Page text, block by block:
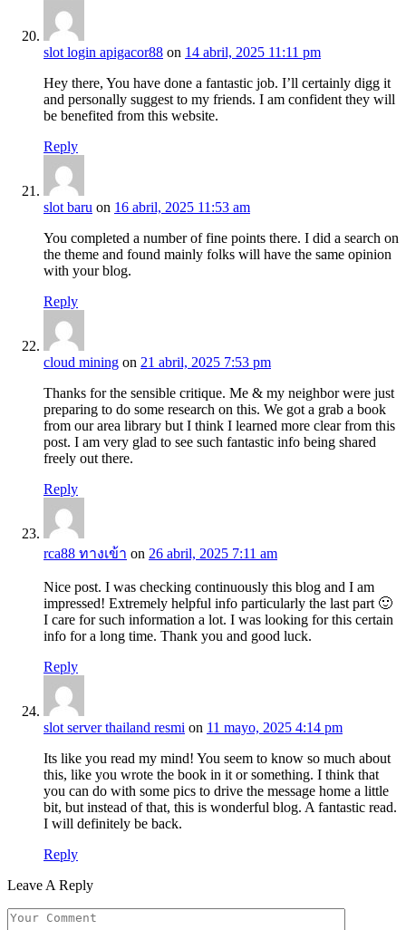
slot login apigacor88 on 14 abril, 2025 11:11 pm
Hey there, You have done a fantastic job. I’ll certainly digg it
and personally suggest to my friends. I am confident they will
be benefited from this website.
Reply
slot baru on 16 abril, 2025 11:53 am
You completed a number of fine points there. I did a search on
the theme and found mainly folks will have the same opinion
with your blog.
Reply
cloud mining on 21 abril, 2025 7:53 pm
Thanks for the sensible critique. Me & my neighbor were just
preparing to do some research on this. We got a grab a book
from our area library but I think I learned more clear from this
post. I am very glad to see such fantastic info being shared
freely out there.
Reply
rca88 ทางเข้า on 26 abril, 2025 7:11 am
Nice post. I was checking continuously this blog and I am
impressed! Extremely helpful info particularly the last part 🙂
I care for such information a lot. I was looking for this certain
info for a long time. Thank you and good luck.
Reply
slot server thailand resmi on 11 mayo, 2025 4:14 pm
Its like you read my mind! You seem to know so much about
this, like you wrote the book in it or something. I think that
you can do with some pics to drive the message home a little
bit, but instead of that, this is wonderful blog. A fantastic read.
I will definitely be back.
Reply
Leave A Reply